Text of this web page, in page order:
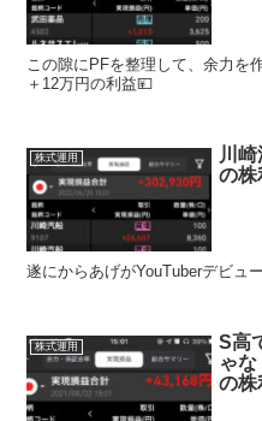
この隙にPFを整理して、余力を
＋12万円の利益💴
株式運用
川
の株
遂にからあげがYouTuberデビュ
株式運用
S高
ゃ
の株